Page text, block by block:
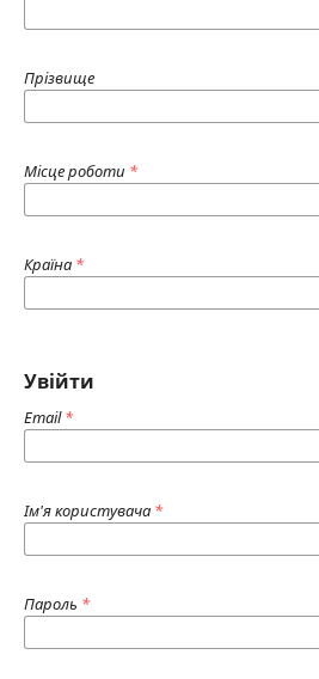
Прізвище
Місце роботи *
Країна *
Увійти
Email*
Ім'я користувача *
Пароль *